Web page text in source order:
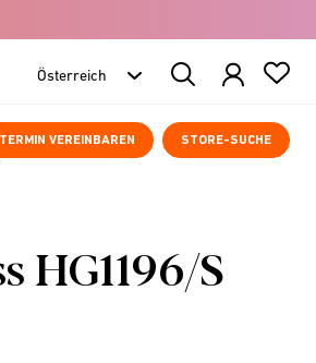
Search
Products
TERMIN VEREINBAREN STORE-SUCHE
HG1196/S